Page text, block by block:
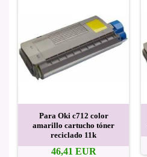
Para Oki c712 color
amarillo cartucho tóner
reciclado 11k
46,41 EUR